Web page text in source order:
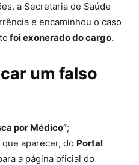
a Secretaria de Saúde
e encaminhou o caso
foi exonerado do cargo.
um falso
por Médico”;
aparecer, do Portal
a página oficial do